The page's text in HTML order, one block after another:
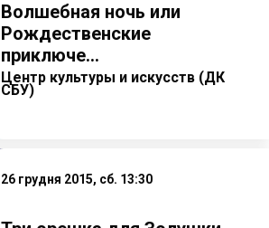
Волшебная ночь или
Рождественские
приключе...
Центр культуры и искусств (ДК
СБУ)
26 грудня 2015, сб. 13:30